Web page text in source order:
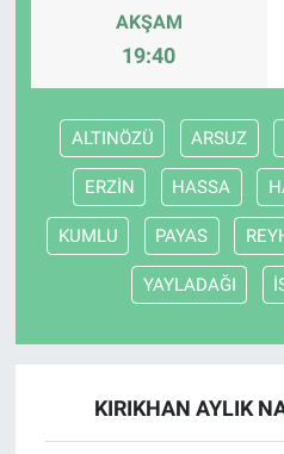
AKŞAM
19:40
ALTINÖZÜ ARSUZ
ERZİN HASSA
KUMLU PAYAS
YAYLADAĞI
KIRIKHAN AYLIK